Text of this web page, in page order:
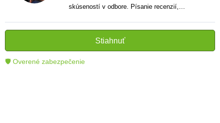
skúseností v odbore. Písanie recenzií,
informatívnych textov, ktoré pomáhajú
čitateľom lepšie porozumieť a využiť moderné
technológie.
Stiahnuť
🛡 Overené zabezpečenie